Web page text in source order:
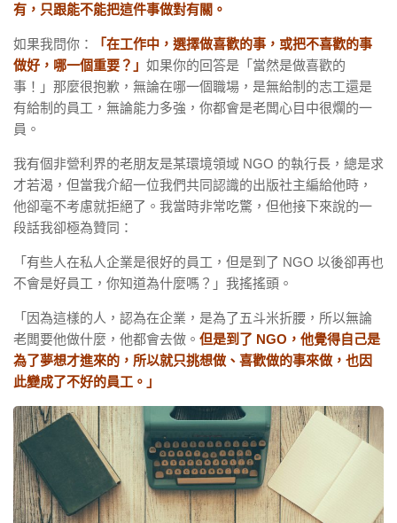
有，只跟能不能把這件事做對有關。
如果我問你：
「在工作中，選擇做喜歡的事，或把不喜歡的事
做好，哪一個重要？」 如果你的回答是「當然是做喜歡的
事！」那麼很抱歉，無論在哪一個職場，是無給制的志工還是
有給制的員工，無論能力多強，你都會是老闆心目中很爛的一
員。
我有個非營利界的老朋友是某環境領域 NGO 的執行長，總是求
才若渴，但當我介紹一位我們共同認識的出版社主編給他時，
他卻毫不考慮就拒絕了。我當時非常吃驚，但他接下來說的一
段話我卻極為贊同：
「有些人在私人企業是很好的員工，但是到了 NGO 以後卻再也
不會是好員工，你知道為什麼嗎？」我搖搖頭。
「因為這樣的人，認為在企業，是為了五斗米折腰，所以無論
老闆要他做什麼，他都會去做。 但是到了 NGO，他覺得自己是
為了夢想才進來的，所以就只挑想做、喜歡做的事來做，也因
此變成了不好的員工。」